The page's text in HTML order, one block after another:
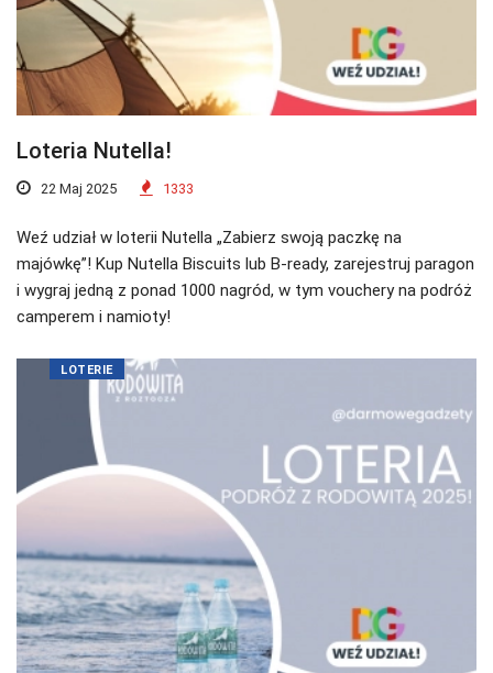
Loteria Nutella!
22 Maj 2025 1333
Weź udział w loterii Nutella „Zabierz swoją paczkę na
majówkę”! Kup Nutella Biscuits lub B-ready, zarejestruj paragon
i wygraj jedną z ponad 1000 nagród, w tym vouchery na podróż
camperem i namioty!
LOTERIE